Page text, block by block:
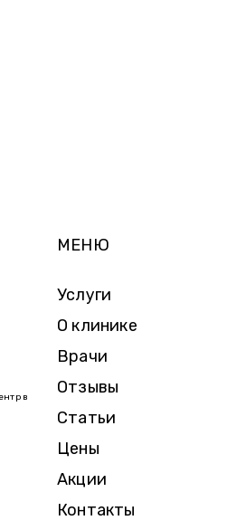
в
МЕНЮ
Услуги
О клинике
Врачи
Отзывы
Статьи
Цены
Акции
Контакты